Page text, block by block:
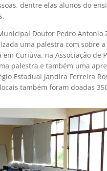
dentre elas alunos do
Doutor Pedro Antonio
uma palestra com sobre
Curiúva, na Associação de
palestra e também uma
Estadual Jandira Ferreira
também foram doadas